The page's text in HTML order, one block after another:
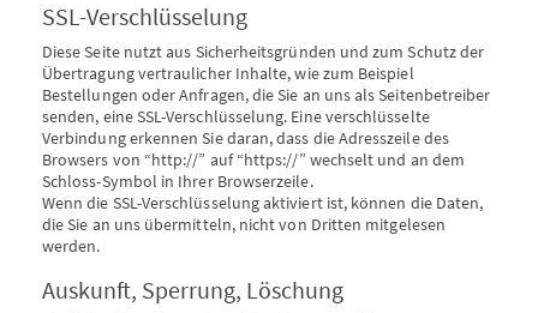
SSL-Verschlüsselung
Diese Seite nutzt aus Sicherheitsgründen und zum Schutz der
Übertragung vertraulicher Inhalte, wie zum Beispiel
Bestellungen oder Anfragen, die Sie an uns als Seitenbetreiber
senden, eine SSL-Verschlüsselung. Eine verschlüsselte
Verbindung erkennen Sie daran, dass die Adresszeile des
Browsers von “http://” auf “https://” wechselt und an dem
Schloss-Symbol in Ihrer Browserzeile.
Wenn die SSL-Verschlüsselung aktiviert ist, können die Daten,
die Sie an uns übermitteln, nicht von Dritten mitgelesen
werden.
Auskunft, Sperrung, Löschung